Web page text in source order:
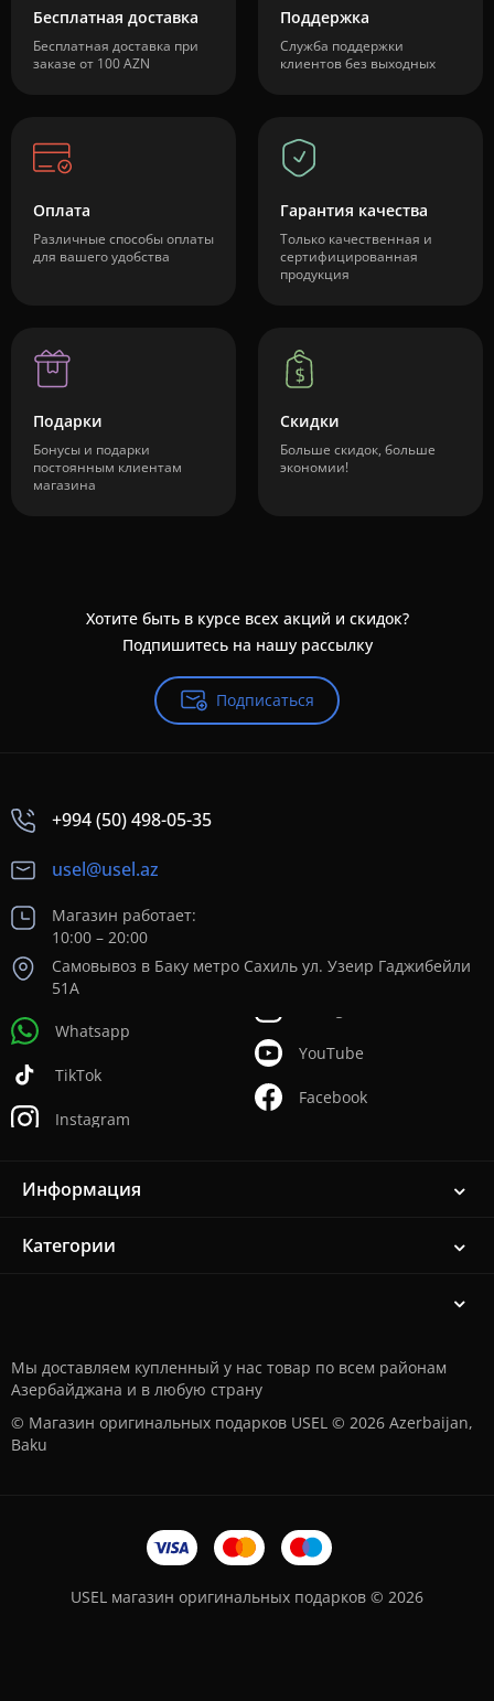
Бесплатная доставка
Бесплатная доставка при
заказе от 100 AZN
Поддержка
Служба поддержки
клиентов без выходных
Оплата
Различные способы оплаты
для вашего удобства
Гарантия качества
Только качественная и
сертифицированная
продукция
Подарки
Бонусы и подарки
постоянным клиентам
магазина
Скидки
Больше скидок, больше
экономии!
Хотите быть в курсе всех акций и скидок?
Подпишитесь на нашу рассылку
Подписаться
+994 (50) 498-05-35
usel@usel.az
Магазин работает:
10:00 – 20:00
Самовывоз в Баку метро Сахиль ул. Узеир Гаджибейли
51А
Whatsapp
TikTok
Instagram
YouTube
Facebook
Информация
Категории
Мы доставляем купленный у нас товар по всем районам
Азербайджана и в любую страну
© Магазин оригинальных подарков USEL © 2026 Azerbaijan,
Baku
USEL магазин оригинальных подарков © 2026